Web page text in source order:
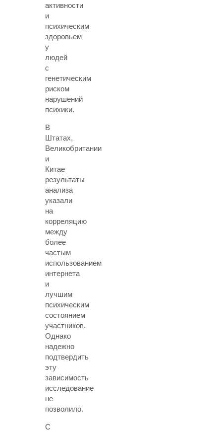
активности
и
психическим
здоровьем
у
людей
с
генетическим
риском
нарушений
психики.
В
Штатах,
Великобритании
и
Китае
результаты
анализа
указали
на
корреляцию
между
более
частым
использованием
интернета
и
лучшим
психическим
состоянием
участников.
Однако
надежно
подтвердить
эту
зависимость
исследование
не
позволило.
С